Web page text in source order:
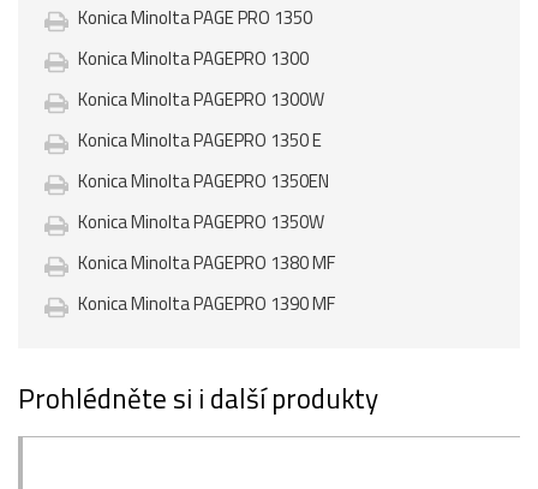
Konica Minolta PAGE PRO 1350
Konica Minolta PAGEPRO 1300
Konica Minolta PAGEPRO 1300W
Konica Minolta PAGEPRO 1350 E
Konica Minolta PAGEPRO 1350EN
Konica Minolta PAGEPRO 1350W
Konica Minolta PAGEPRO 1380 MF
Konica Minolta PAGEPRO 1390 MF
Prohlédněte si i další produkty